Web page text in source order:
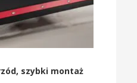
szybki montaż